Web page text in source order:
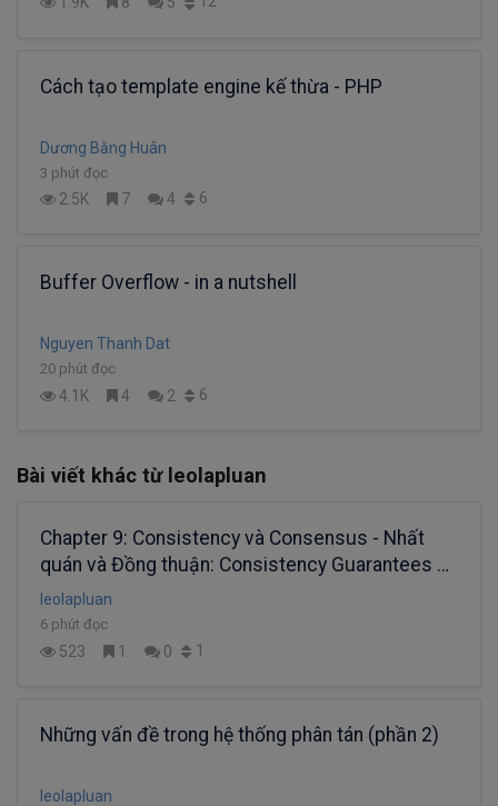
Cách tạo template engine kế thừa - PHP
Dương Bằng Huân
3 phút đọc
2.5K 7 4 6
Buffer Overflow - in a nutshell
Nguyen Thanh Dat
20 phút đọc
4.1K 4 2 6
Bài viết khác từ leolapluan
Chapter 9: Consistency và Consensus - Nhất
quán và Đồng thuận: Consistency Guarantees và
Linearizability
leolapluan
6 phút đọc
523 1 0 1
Những vấn đề trong hệ thống phân tán (phần 2)
leolapluan